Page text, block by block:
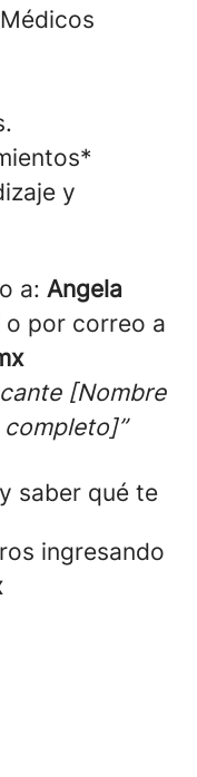
y
a: Angela
o por correo a
[Nombre
saber qué te
ingresando